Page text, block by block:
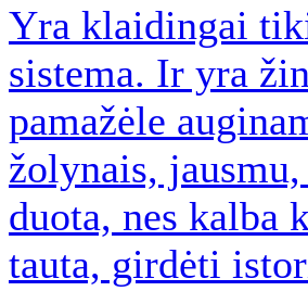
Yra klaidingai
sistema. Ir yra
pamažėle
žolynais,
duota, nes kalba
tauta, girdėti